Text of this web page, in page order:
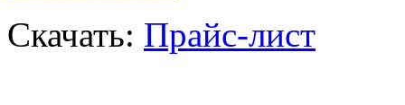
Скачать: Прайс-лист